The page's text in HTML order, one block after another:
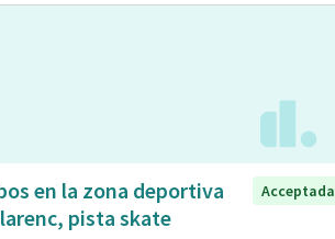
en la zona deportiva
pista skate
Acceptada